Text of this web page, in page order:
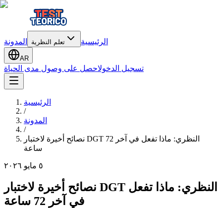
الرئيسية تعلم النظرية المدونة
AR
تسجيل الدخولاحصل على وصول مدى الحياة
الرئيسية
/
المدونة
/
نصائح أخيرة لاختبار DGT النظري: ماذا تفعل في آخر 72
ساعة
٥ مايو ٢٠٢٦
نصائح أخيرة لاختبار DGT النظري: ماذا تفعل
في آخر 72 ساعة